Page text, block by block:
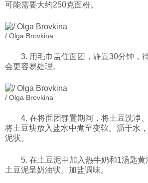
可能需要大约250克面粉。
/ Olga Brovkina
3. 用毛巾盖住面团，静置30分钟，
会更容易处理。
/ Olga Brovkina
4. 在将面团静置期间，将土豆洗净
将土豆块放入盐水中煮至变软。沥干水
泥状。
5. 在土豆泥中加入热牛奶和1汤匙
土豆泥呈奶油状。加盐调味。